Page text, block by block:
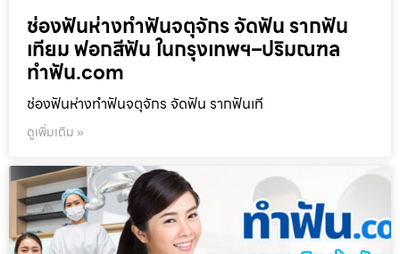
ช่องฟันห่างทำฟันจตุจักร จัดฟัน รากฟัน
เทียม ฟอกสีฟัน ในกรุงเทพฯ–ปริมณฑล
ทำฟัน.com
ช่องฟันห่างทำฟันจตุจักร จัดฟัน รากฟันเที
ดูเพิ่มเติม »